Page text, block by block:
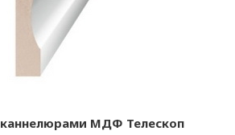
каннелюрами МДФ Телескоп